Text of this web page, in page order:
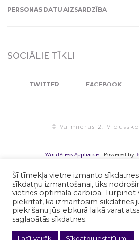
PERSONAS DATU AIZSARDZĪBA
SOCIĀLIE TĪKLI
TWITTER FACEBOOK
© Valmieras 2.
Šī tīmekļa vietne izmanto
sīkdatņu izmantošanai, tiks
vietnes optimāla darbība. Turpinot
piekrītat, ka izmantosim sīkdatnes
piekrišanu jūs jebkurā laikā varat
saglabātās sīkdatnes.
Lasīt vairāk Sīkdatņu iestatījumi
WordPress Appliance - Powered by